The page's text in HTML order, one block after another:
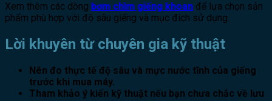
Xem thêm các dòng bơm chìm giếng khoan để lựa chọn sản
phẩm phù hợp với độ sâu giếng và mục đích sử dụng.
Lời khuyên từ chuyên gia kỹ thuật
Nên đo thực tế độ sâu và mực nước tĩnh của giếng
trước khi mua máy.
Tham khảo ý kiến kỹ thuật nếu bạn chưa chắc về lưu